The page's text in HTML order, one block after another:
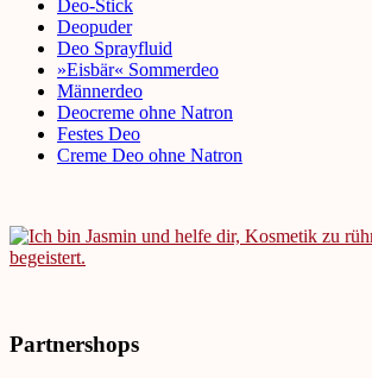
Deo-Stick
Deopuder
Deo Sprayfluid
»Eisbär« Sommerdeo
Männerdeo
Deocreme ohne Natron
Festes Deo
Creme Deo ohne Natron
Partnershops